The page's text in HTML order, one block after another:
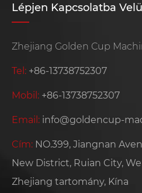
Lépjen Kapcsolatba
Zhejiang Golden Cup
Tel: +86-13738752307
Mobil: +86-13738752307
Email: info@goldencup-
Cím: NO.399, Jiangnan
New District, Ruian City,
Zhejiang tartomány, Kína